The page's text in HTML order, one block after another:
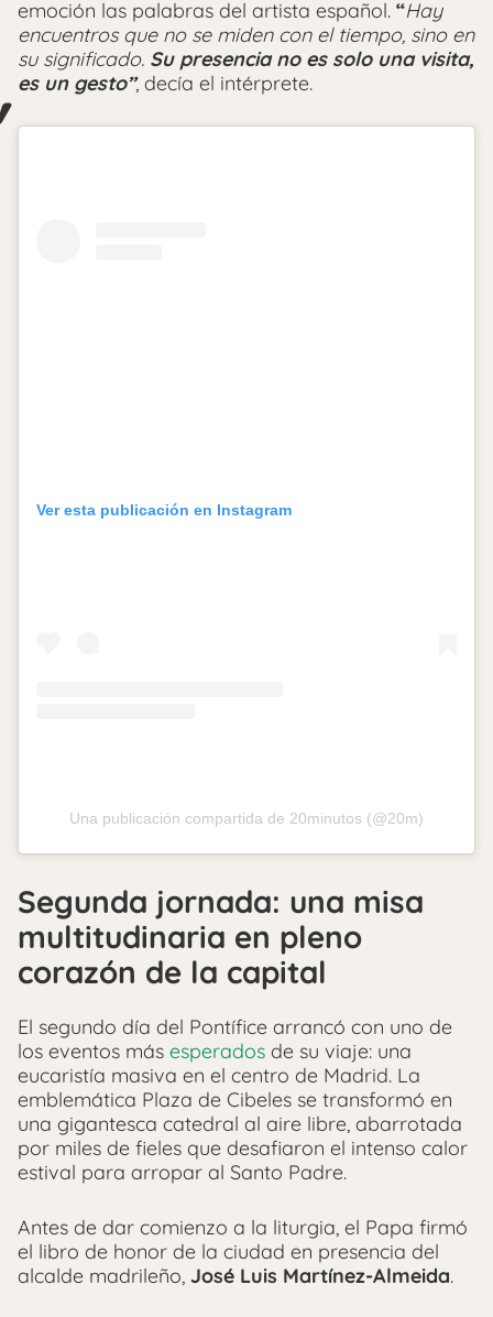
emoción las palabras del artista español. “Hay
encuentros que no se miden con el tiempo, sino en
su significado. Su presencia no es solo una visita,
es un gesto”, decía el intérprete.
Ver esta publicación en Instagram
Una publicación compartida de 20minutos (@20m)
Segunda jornada: una misa
multitudinaria en pleno
corazón de la capital
El segundo día del Pontífice arrancó con uno de
los eventos más esperados de su viaje: una
eucaristía masiva en el centro de Madrid. La
emblemática Plaza de Cibeles se transformó en
una gigantesca catedral al aire libre, abarrotada
por miles de fieles que desafiaron el intenso calor
estival para arropar al Santo Padre.
Antes de dar comienzo a la liturgia, el Papa firmó
el libro de honor de la ciudad en presencia del
alcalde madrileño, José Luis Martínez-Almeida.